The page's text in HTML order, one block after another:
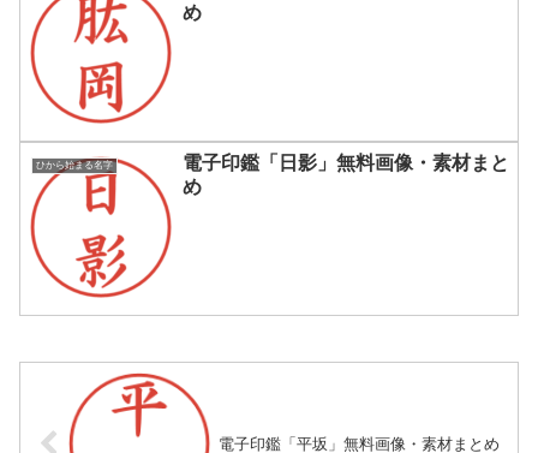
め
ひから始まる名字
電子印鑑「日影」無料画像・素材まと
め
電子印鑑「平坂」無料画像・素材まとめ